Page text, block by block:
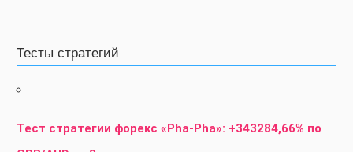
Тесты стратегий
Тест стратегии форекс «Pha-Pha»: +343284,66% по